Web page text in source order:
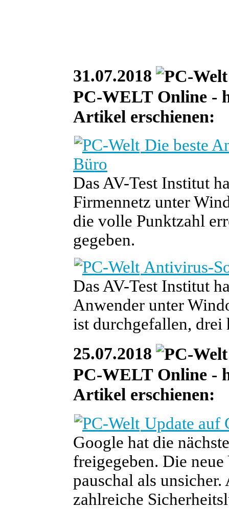
31.07.2018
PC-WELT Online -
Artikel erschienen:
Die beste
Büro
Das AV-Test Institut
Firmennetz unter
die volle Punktzahl
gegeben.
Antivirus-
Das AV-Test Institut
Anwender unter
ist durchgefallen,
25.07.2018
PC-WELT Online -
Artikel erschienen:
Update auf
Google hat die
freigegeben. Die
pauschal als
zahlreiche